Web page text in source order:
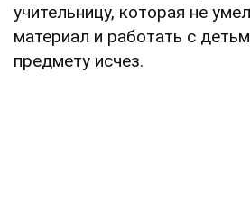
учительницу, которая не
материал и работать с
предмету исчез.